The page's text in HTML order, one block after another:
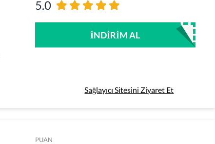
5.0
İNDIRIM AL
Sağlayıcı Sitesini Ziyaret Et
PUAN